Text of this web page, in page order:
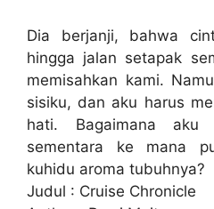
Dia berjanji, bahwa
hingga jalan setapak
memisahkan kami.
sisiku, dan aku harus
hati. Bagaimana aku
sementara ke mana
kuhidu aroma tubuhnya?
Judul : Cruise Chronicle